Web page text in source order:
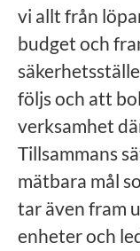
vi allt från
budget och
följs och att
verksamhet
Tillsammans
mätbara mål
tar även fram
enheter och